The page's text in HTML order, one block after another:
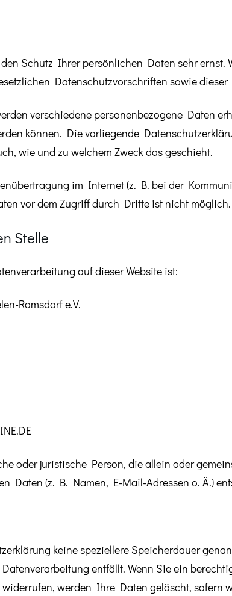
Schutz Ihrer persönlichen Daten sehr
Datenschutzvorschriften sowie
verschiedene personenbezogene Daten
können. Die vorliegende
wie und zu welchem Zweck das geschieht.
im Internet (z. B. bei der
vor dem Zugriff durch Dritte ist nicht möglich.
Stelle
auf dieser Website ist:
Ramsdorf e.V.
oder juristische Person, die allein oder
Daten (z. B. Namen, E-Mail-Adressen o. Ä.)
keine speziellere Speicherdauer
entfällt. Wenn Sie ein
werden Ihre Daten gelöscht, sofern